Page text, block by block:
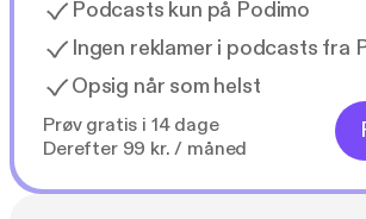
Podcasts kun på Podimo
Ingen reklamer i podcasts fra
Opsig når som helst
Prøv gratis i 14 dage
Derefter 99 kr. / måned